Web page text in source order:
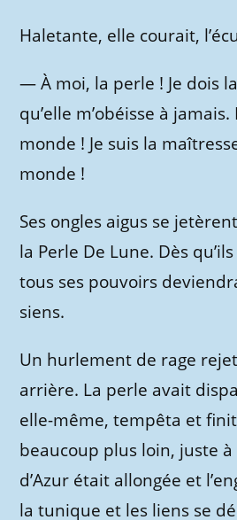
Haletante, elle courait,
—À moi, la perle ! Je dois
qu’elle m’obéisse à
monde ! Je suis la
monde !
Ses ongles aigus se
la Perle De Lune. Dès
tous ses pouvoirs
siens.
Un hurlement de rage
arrière. La perle avait
elle-même, tempêta et
beaucoup plus loin, juste à
d’Azur était allongée et
la tunique et les liens se